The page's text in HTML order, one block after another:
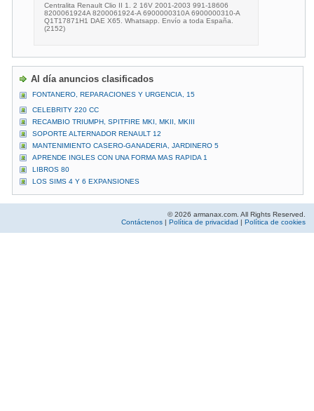
Centralita Renault Clio II 1. 2 16V 2001-2003 991-18606
8200061924A 8200061924-A 6900000310A 6900000310-A
Q1T17871H1 DAE X65. Whatsapp. Envío a toda España.
(2152)
Al día anuncios clasificados
FONTANERO, REPARACIONES Y URGENCIA, 15
CELEBRITY 220 CC
RECAMBIO TRIUMPH, SPITFIRE MKI, MKII, MKIII
SOPORTE ALTERNADOR RENAULT 12
MANTENIMIENTO CASERO-GANADERIA, JARDINERO 5
APRENDE INGLES CON UNA FORMA MAS RAPIDA 1
LIBROS 80
LOS SIMS 4 Y 6 EXPANSIONES
© 2026 armanax.com. All Rights Reserved.
Contáctenos | Política de privacidad | Política de cookies